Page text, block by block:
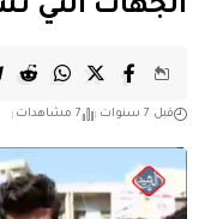
الجهات التي
قبل 7 سنوات 7 مشاهدات